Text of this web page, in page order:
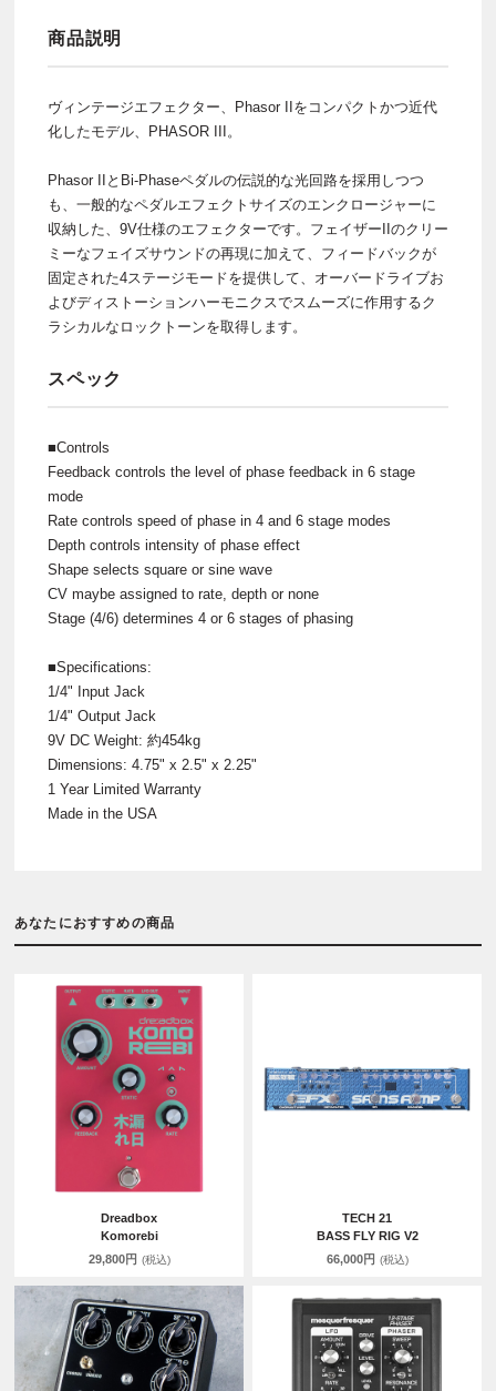
商品説明
ヴィンテージエフェクター、Phasor IIをコンパクトかつ近代
化したモデル、PHASOR III。
Phasor IIとBi-Phaseペダルの伝説的な光回路を採用しつつ
も、一般的なペダルエフェクトサイズのエンクロージャーに
収納した、9V仕様のエフェクターです。フェイザーIIのクリー
ミーなフェイズサウンドの再現に加えて、フィードバックが
固定された4ステージモードを提供して、オーバードライブお
よびディストーションハーモニクスでスムーズに作用するク
ラシカルなロックトーンを取得します。
スペック
■Controls
Feedback controls the level of phase feedback in 6 stage
mode
Rate controls speed of phase in 4 and 6 stage modes
Depth controls intensity of phase effect
Shape selects square or sine wave
CV maybe assigned to rate, depth or none
Stage (4/6) determines 4 or 6 stages of phasing
■Specifications:
1/4" Input Jack
1/4" Output Jack
9V DC Weight: 約454kg
Dimensions: 4.75" x 2.5" x 2.25"
1 Year Limited Warranty
Made in the USA
あなたにおすすめの商品
Dreadbox
Komorebi
29,800円 (税込)
TECH 21
BASS FLY RIG V2
66,000円 (税込)